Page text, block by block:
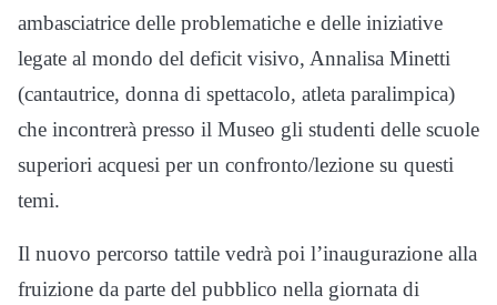
ambasciatrice delle problematiche e delle iniziative
legate al mondo del deficit visivo, Annalisa Minetti
(cantautrice, donna di spettacolo, atleta paralimpica)
che incontrerà presso il Museo gli studenti delle scuole
superiori acquesi per un confronto/lezione su questi
temi.
Il nuovo percorso tattile vedrà poi l’inaugurazione alla
fruizione da parte del pubblico nella giornata di